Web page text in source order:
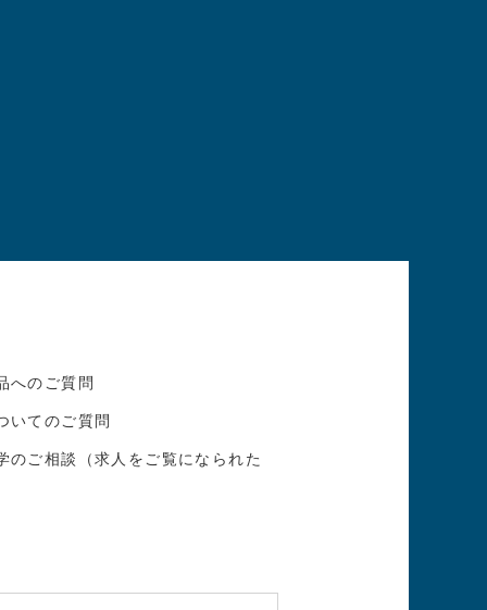
へのご質問
いてのご質問
のご相談（求人をご覧になられた